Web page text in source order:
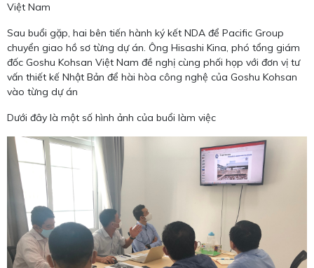
Việt Nam
Sau buổi gặp, hai bên tiến hành ký kết NDA để Pacific Group
chuyển giao hồ sơ từng dự án. Ông Hisashi Kina, phó tổng giám
đốc Goshu Kohsan Việt Nam đề nghị cùng phối họp với đơn vị tư
vấn thiết kế Nhật Bản để hài hòa công nghệ của Goshu Kohsan
vào từng dự án
Dưới đây là một số hình ảnh của buổi làm việc